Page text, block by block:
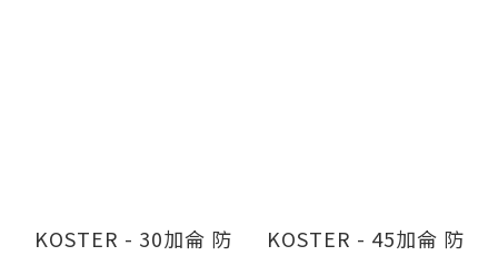
KOSTER - 30加侖 防
KOSTER - 45加侖 防